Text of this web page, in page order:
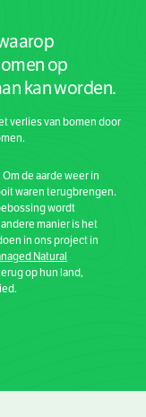
op
kan worden.
verlies van bomen door
de aarde weer in
waren terugbrengen.
wordt
manier is het
in ons project in
Natural
op hun land,